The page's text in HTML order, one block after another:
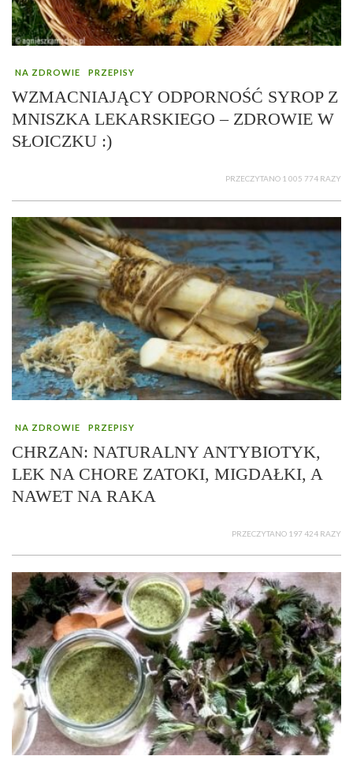
NA ZDROWIE PRZEPISY
WZMACNIAJĄCY ODPORNOŚĆ SYROP Z
MNISZKA LEKARSKIEGO – ZDROWIE W
SŁOICZKU :)
PRZECZYTANO 1 005 774 RAZY
NA ZDROWIE PRZEPISY
CHRZAN: NATURALNY ANTYBIOTYK,
LEK NA CHORE ZATOKI, MIGDAŁKI, A
NAWET NA RAKA
PRZECZYTANO 197 424 RAZY